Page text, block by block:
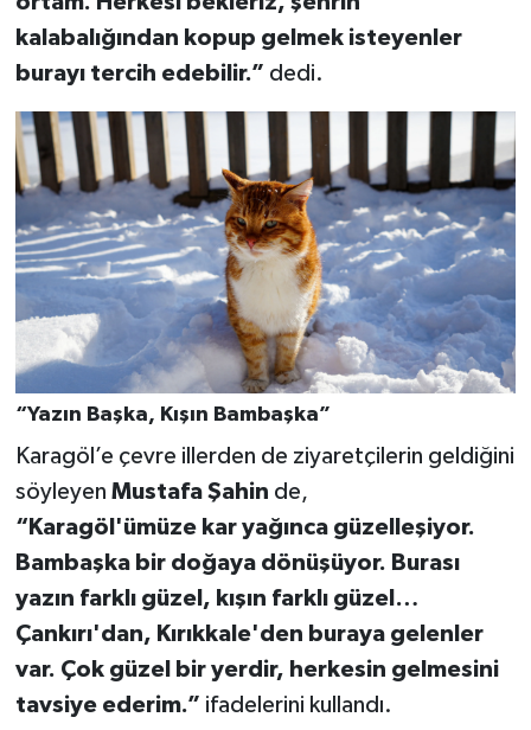
kalabalığından kopup gelmek isteyenler
burayı tercih edebilir.” dedi.
“Yazın Başka, Kışın Bambaşka”
Karagöl’e çevre illerden de ziyaretçilerin geldiğini
söyleyen Mustafa Şahin de,
“Karagöl'ümüze kar yağınca güzelleşiyor.
Bambaşka bir doğaya dönüşüyor. Burası
yazın farklı güzel, kışın farklı güzel…
Çankırı'dan, Kırıkkale'den buraya gelenler
var. Çok güzel bir yerdir, herkesin gelmesini
tavsiye ederim.” ifadelerini kullandı.